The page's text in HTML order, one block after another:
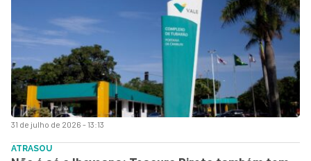
31 de julho de 2026 - 13:13
ATRASOU